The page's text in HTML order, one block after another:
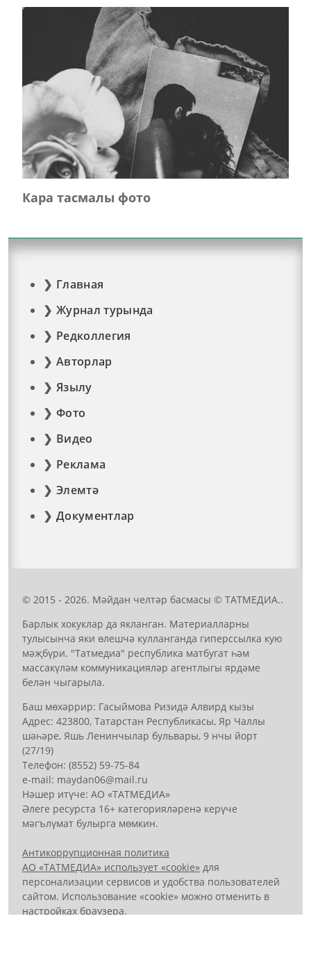
Кара тасмалы фото
Главная
Журнал турында
Редколлегия
Авторлар
Язылу
Фото
Видео
Реклама
Элемтә
Документлар
© 2015 - 2026. Мәйдан челтәр басмасы © ТАТМЕДИА..
Барлык хокуклар да якланган. Материалларны
тулысынча яки өлешчә кулланганда гиперссылка кую
мәҗбүри. "Татмедиа" республика матбугат һәм
массакүләм коммуникацияләр агентлыгы ярдәме
белән чыгарыла.
Баш мөхәррир: Гасыймова Ризидә Алвирд кызы
Адрес: 423800, Татарстан Республикасы, Яр Чаллы
шәһәре, Яшь Ленинчылар бульвары, 9 нчы йорт
(27/19)
Телефон: (8552) 59-75-84
е-mail: mауdаn06@mail.гu
Нәшер итүче: АО «ТАТМЕДИА»
Әлеге ресурста 16+ категорияләренә керүче
мәгълүмат булырга мөмкин.
Антикоррупционная политика
АО «ТАТМЕДИА» использует «cookie» для
персонализации сервисов и удобства пользователей
сайтом. Использование «cookie» можно отменить в
настройках браузера.